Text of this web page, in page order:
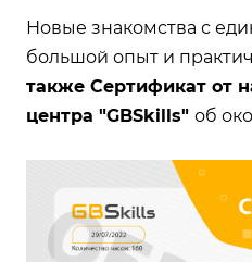
Новые знакомства с
большой опыт и
также Сертификат от
центра "GBSkills" об